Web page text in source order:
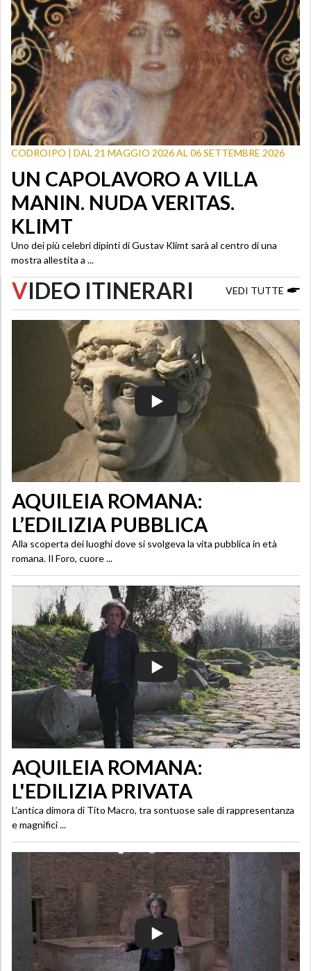
CODROIPO | DAL 21 MAGGIO 2026 AL 06 SETTEMBRE 2026
UN CAPOLAVORO A VILLA
MANIN. NUDA VERITAS.
KLIMT
Uno dei più celebri dipinti di Gustav Klimt sarà al centro di una
mostra allestita a ...
VIDEO ITINERARI VEDI TUTTE
AQUILEIA ROMANA:
L’EDILIZIA PUBBLICA
Alla scoperta dei luoghi dove si svolgeva la vita pubblica in età
romana. Il Foro, cuore ...
AQUILEIA ROMANA:
L'EDILIZIA PRIVATA
L’antica dimora di Tito Macro, tra sontuose sale di rappresentanza
e magnifici ...